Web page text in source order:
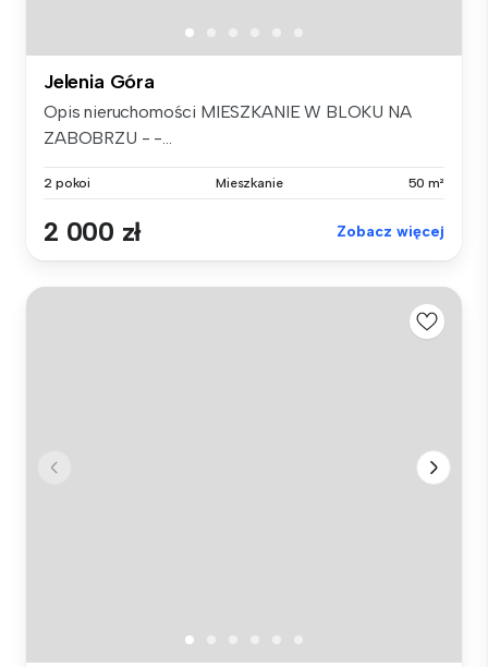
Jelenia Góra
Opis nieruchomości MIESZKANIE W BLOKU NA
ZABOBRZU - -...
2 pokoi Mieszkanie 50 m²
2 000 zł Zobacz więcej